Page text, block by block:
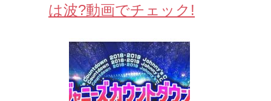
は波?動画でチェック!